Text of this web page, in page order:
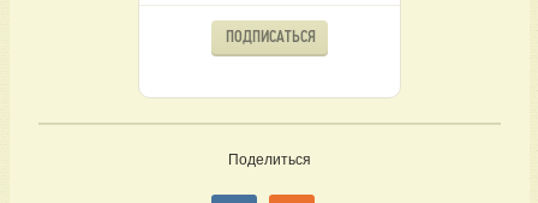
ПОДПИСАТЬСЯ
Поделиться